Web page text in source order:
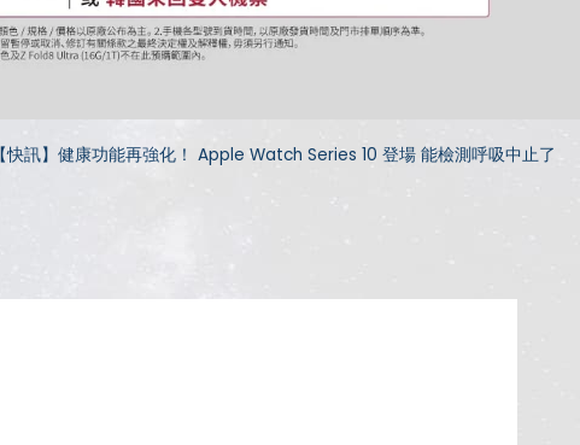
【快訊】健康功能再強化！ Apple Watch Series 10 登場 能檢測呼吸中止了